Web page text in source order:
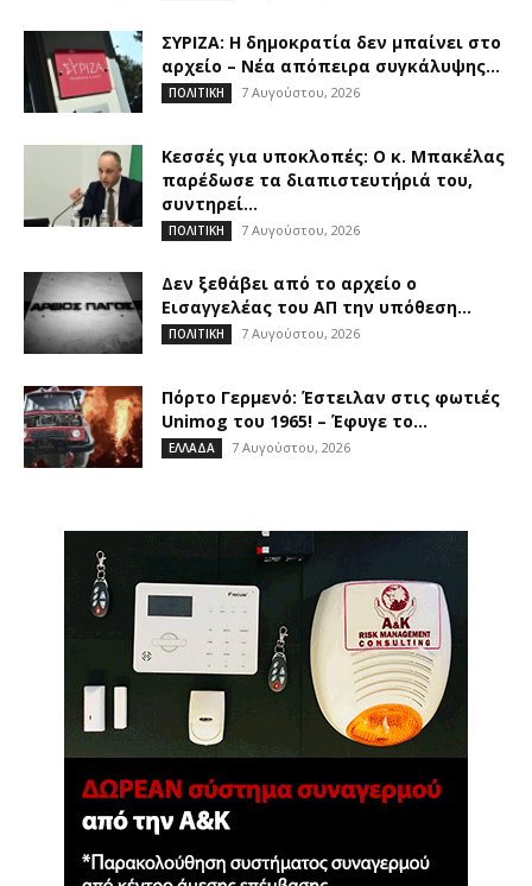
ΣΥΡΙΖΑ: Η δημοκρατία δεν μπαίνει στο
αρχείο – Νέα απόπειρα συγκάλυψης...
ΠΟΛΙΤΙΚΗ 7 Αυγούστου, 2026
Κεσσές για υποκλοπές: Ο κ. Μπακέλας
παρέδωσε τα διαπιστευτήριά του,
συντηρεί...
ΠΟΛΙΤΙΚΗ 7 Αυγούστου, 2026
Δεν ξεθάβει από το αρχείο ο
Εισαγγελέας του ΑΠ την υπόθεση...
ΠΟΛΙΤΙΚΗ 7 Αυγούστου, 2026
Πόρτο Γερμενό: Έστειλαν στις φωτιές
Unimog του 1965! – Έφυγε το...
ΕΛΛΑΔΑ 7 Αυγούστου, 2026